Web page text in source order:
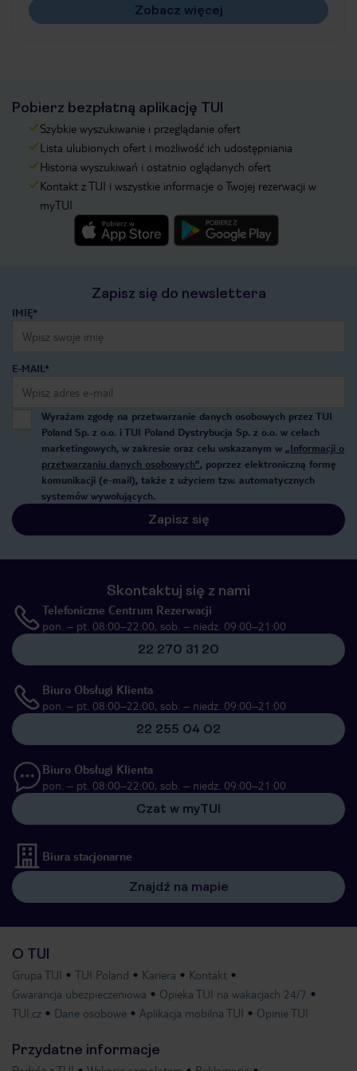
Zobacz więcej
Pobierz bezpłatną aplikację TUI
Szybkie wyszukiwanie i przeglądanie ofert
Lista ulubionych ofert i możliwość ich udostępniania
Historia wyszukiwań i ostatnio oglądanych ofert
Kontakt z TUI i wszystkie informacje o Twojej rezerwacji w
myTUI
Zapisz się do newslettera
IMIĘ*
E-MAIL*
Wyrażam zgodę na przetwarzanie danych osobowych przez TUI
Poland Sp. z o.o. i TUI Poland Dystrybucja Sp. z o.o. w celach
marketingowych, w zakresie oraz celu wskazanym w „Informacji o
przetwarzaniu danych osobowych”, poprzez elektroniczną formę
komunikacji (e-mail), także z użyciem tzw. automatycznych
systemów wywołujących.
Zapisz się
Skontaktuj się z nami
Telefoniczne Centrum Rezerwacji
pon. – pt. 08:00–22:00, sob. – niedz. 09:00–21:00
22 270 31 20
Biuro Obsługi Klienta
pon. – pt. 08:00–22:00, sob. – niedz. 09:00–21:00
22 255 04 02
Biuro Obsługi Klienta
pon. – pt. 08:00–22:00, sob. – niedz. 09:00–21:00
Czat w myTUI
Biura stacjonarne
Znajdź na mapie
O TUI
Grupa TUI TUI Poland Kariera
Kontakt
Gwarancja ubezpieczeniowa
Opieka TUI na wakacjach 24/7
TUI.cz
Dane osobowe Aplikacja mobilna TUI Opinie TUI
Przydatne informacje